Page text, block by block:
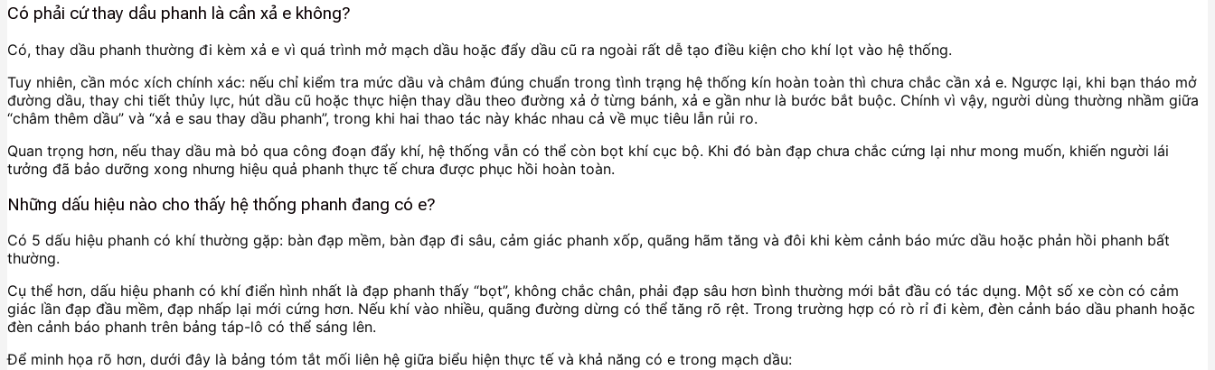
Có phải cứ thay dầu phanh là cần xả e không?
Có, thay dầu phanh thường đi kèm xả e vì quá trình mở mạch dầu hoặc đẩy dầu cũ ra ngoài rất dễ tạo điều kiện cho khí lọt vào hệ thống.
Tuy nhiên, cần móc xích chính xác: nếu chỉ kiểm tra mức dầu và châm đúng chuẩn trong tình trạng hệ thống kín hoàn toàn thì chưa chắc cần xả e. Ngược lại, khi bạn tháo mở
đường dầu, thay chi tiết thủy lực, hút dầu cũ hoặc thực hiện thay dầu theo đường xả ở từng bánh, xả e gần như là bước bắt buộc. Chính vì vậy, người dùng thường nhầm giữa
“châm thêm dầu” và “xả e sau thay dầu phanh”, trong khi hai thao tác này khác nhau cả về mục tiêu lẫn rủi ro.
Quan trọng hơn, nếu thay dầu mà bỏ qua công đoạn đẩy khí, hệ thống vẫn có thể còn bọt khí cục bộ. Khi đó bàn đạp chưa chắc cứng lại như mong muốn, khiến người lái
tưởng đã bảo dưỡng xong nhưng hiệu quả phanh thực tế chưa được phục hồi hoàn toàn.
Những dấu hiệu nào cho thấy hệ thống phanh đang có e?
Có 5 dấu hiệu phanh có khí thường gặp: bàn đạp mềm, bàn đạp đi sâu, cảm giác phanh xốp, quãng hãm tăng và đôi khi kèm cảnh báo mức dầu hoặc phản hồi phanh bất
thường.
Cụ thể hơn, dấu hiệu phanh có khí điển hình nhất là đạp phanh thấy “bọt”, không chắc chân, phải đạp sâu hơn bình thường mới bắt đầu có tác dụng. Một số xe còn có cảm
giác lần đạp đầu mềm, đạp nhấp lại mới cứng hơn. Nếu khí vào nhiều, quãng đường dừng có thể tăng rõ rệt. Trong trường hợp có rò rỉ đi kèm, đèn cảnh báo dầu phanh hoặc
đèn cảnh báo phanh trên bảng táp-lô có thể sáng lên.
Để minh họa rõ hơn, dưới đây là bảng tóm tắt mối liên hệ giữa biểu hiện thực tế và khả năng có e trong mạch dầu: